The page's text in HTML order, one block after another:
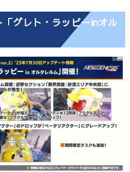
グレト・ラッピーinオル